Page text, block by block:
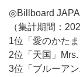
◎Billboard
（集計期間：
1位「愛のかた
2位「天国」
3位「ブルーア